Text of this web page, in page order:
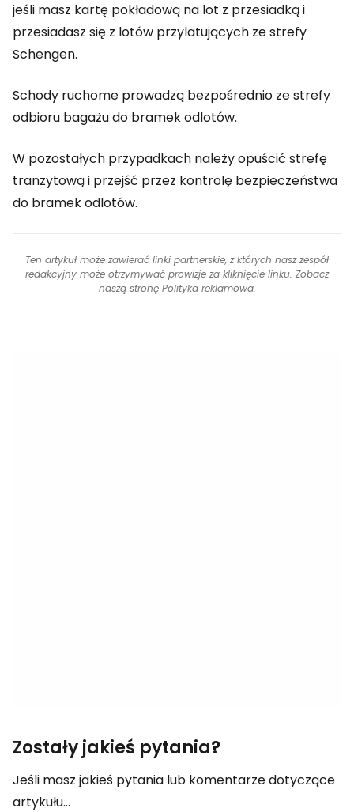
jeśli masz kartę pokładową na lot z przesiadką i
przesiadasz się z lotów przylatujących ze strefy
Schengen.
Schody ruchome prowadzą bezpośrednio ze strefy
odbioru bagażu do bramek odlotów.
W pozostałych przypadkach należy opuścić strefę
tranzytową i przejść przez kontrolę bezpieczeństwa
do bramek odlotów.
Ten artykuł może zawierać linki partnerskie, z których nasz zespół
redakcyjny może otrzymywać prowizje za kliknięcie linku. Zobacz
naszą stronę Polityka reklamowa.
Zostały jakieś pytania?
Jeśli masz jakieś pytania lub komentarze dotyczące
artykułu...